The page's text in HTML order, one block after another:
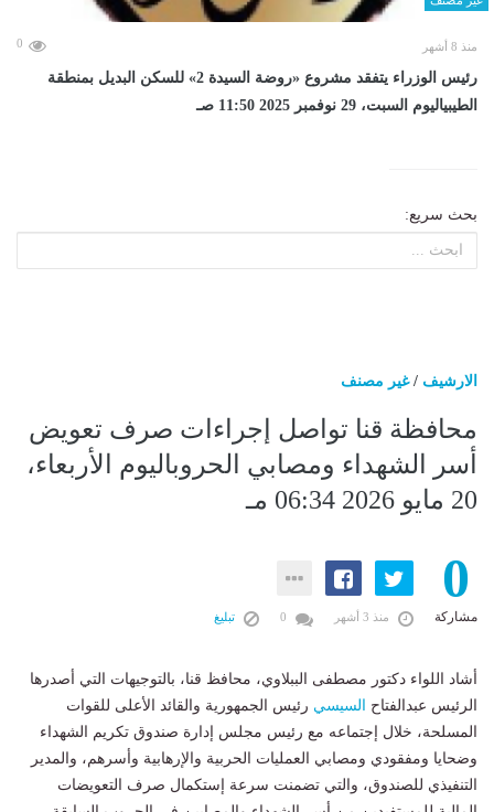
منذ 8 أشهر 0
رئيس الوزراء يتفقد مشروع «روضة السيدة 2» للسكن البديل بمنطقة
الطيبياليوم السبت، 29 نوفمبر 2025 11:50 صـ
بحث سريع:
الارشيف /غير مصنف
محافظة قنا تواصل إجراءات صرف تعويض
أسر الشهداء ومصابي الحروباليوم الأربعاء،
20 مايو 2026 06:34 مـ
0
مشاركة منذ 3 أشهر تبليغ
أشاد اللواء دكتور مصطفى الببلاوي، محافظ قنا، بالتوجيهات التي أصدرها
الرئيس عبدالفتاح
السيسي رئيس الجمهورية والقائد الأعلى للقوات
المسلحة، خلال إجتماعه مع رئيس مجلس إدارة صندوق تكريم الشهداء
وضحايا ومفقودي ومصابي العمليات الحربية والإرهابية وأسرهم، والمدير
التنفيذي للصندوق، والتي تضمنت سرعة إستكمال صرف التعويضات